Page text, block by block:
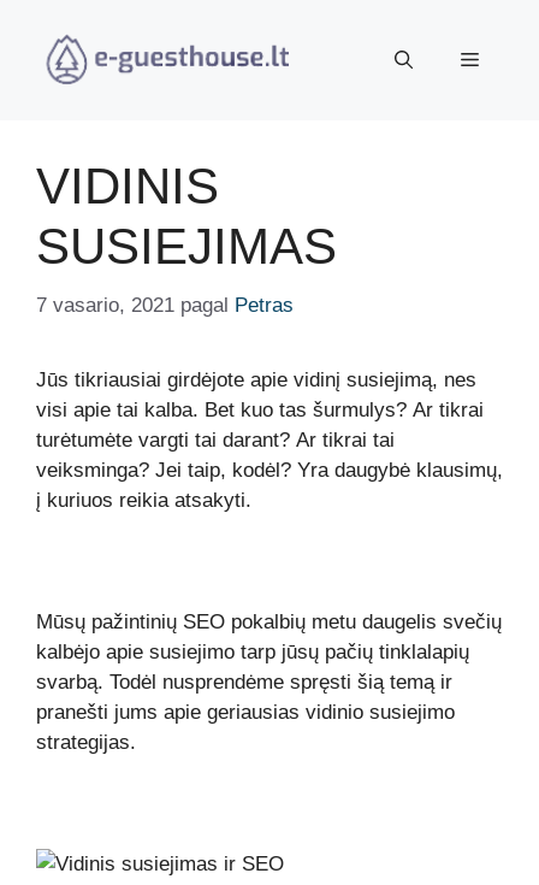
turinio
Meniu
VIDINIS
SUSIEJIMAS
7 vasario, 2021 pagal Petras
Jūs tikriausiai girdėjote apie vidinį susiejimą, nes
visi apie tai kalba. Bet kuo tas šurmulys? Ar tikrai
turėtumėte vargti tai darant? Ar tikrai tai
veiksminga? Jei taip, kodėl? Yra daugybė klausimų,
į kuriuos reikia atsakyti.
Mūsų pažintinių SEO pokalbių metu daugelis svečių
kalbėjo apie susiejimo tarp jūsų pačių tinklalapių
svarbą. Todėl nusprendėme spręsti šią temą ir
pranešti jums apie geriausias vidinio susiejimo
strategijas.